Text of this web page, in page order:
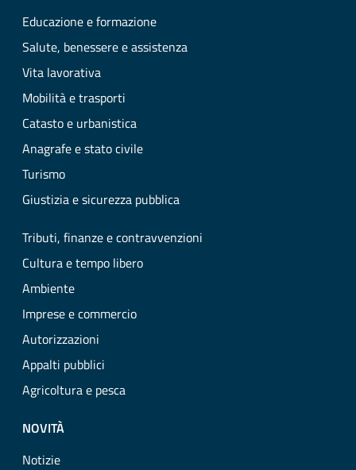
Educazione e formazione
Salute, benessere e assistenza
Vita lavorativa
Mobilità e trasporti
Catasto e urbanistica
Anagrafe e stato civile
Turismo
Giustizia e sicurezza pubblica
Tributi, finanze e contravvenzioni
Cultura e tempo libero
Ambiente
Imprese e commercio
Autorizzazioni
Appalti pubblici
Agricoltura e pesca
NOVITÀ
Notizie